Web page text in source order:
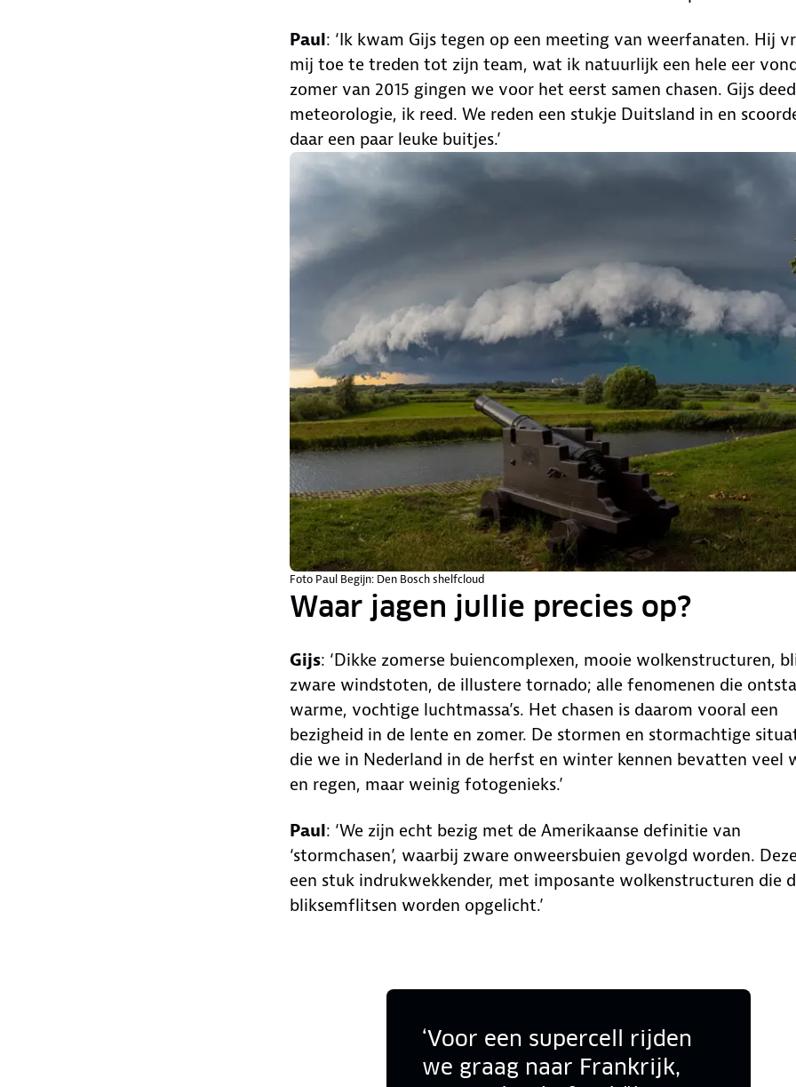
Paul: ‘Ik kwam Gijs tegen op een meeting van weerfanaten. Hij
mij toe te treden tot zijn team, wat ik natuurlijk een hele eer
zomer van 2015 gingen we voor het eerst samen chasen. Gijs
meteorologie, ik reed. We reden een stukje Duitsland in en
daar een paar leuke buitjes.’
Foto Paul Begijn: Den Bosch shelfcloud
Waar jagen jullie precies op?
Gijs: ‘Dikke zomerse buiencomplexen, mooie wolkenstructuren,
zware windstoten, de illustere tornado; alle fenomenen die
warme, vochtige luchtmassa’s. Het chasen is daarom vooral een
bezigheid in de lente en zomer. De stormen en stormachtige
die we in Nederland in de herfst en winter kennen bevatten veel
en regen, maar weinig fotogenieks.’
Paul: ‘We zijn echt bezig met de Amerikaanse definitie van
‘stormchasen’, waarbij zware onweersbuien gevolgd worden.
een stuk indrukwekkender, met imposante wolkenstructuren die
bliksemflitsen worden opgelicht.’
‘Voor een supercell rijden
we graag naar Frankrijk,